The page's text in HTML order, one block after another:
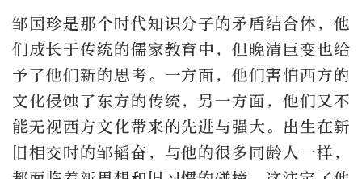
邹国珍是那个时代知识分子的矛盾结合体，他
们成长于传统的儒家教育中，但晚清巨变也给
予了他们新的思考。一方面，他们害怕西方的
文化侵蚀了东方的传统，另一方面，他们又不
能无视西方文化带来的先进与强大。出生在新
旧相交时的邹韬奋，与他的很多同龄人一样，